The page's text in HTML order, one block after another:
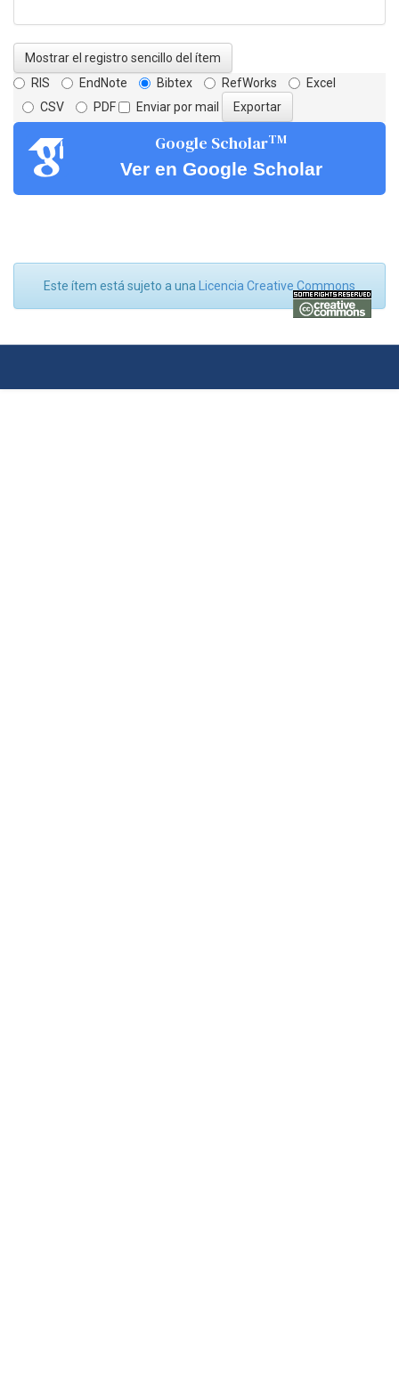
Mostrar el registro sencillo del ítem
RIS
EndNote Bibtex RefWorks
Excel
CSV
PDF Enviar por mail
Google ScholarTM
Ver en Google Scholar
Este ítem está sujeto a una Licencia Creative Commons